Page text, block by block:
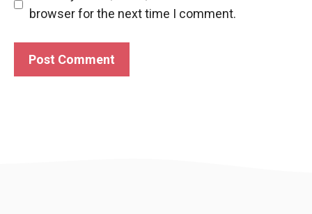
browser for the next time I comment.